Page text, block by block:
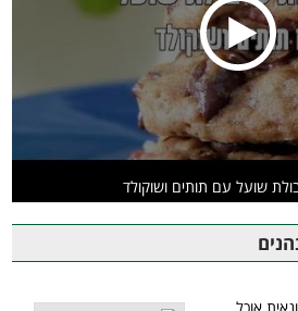
שועל עם תותים ושוקולד